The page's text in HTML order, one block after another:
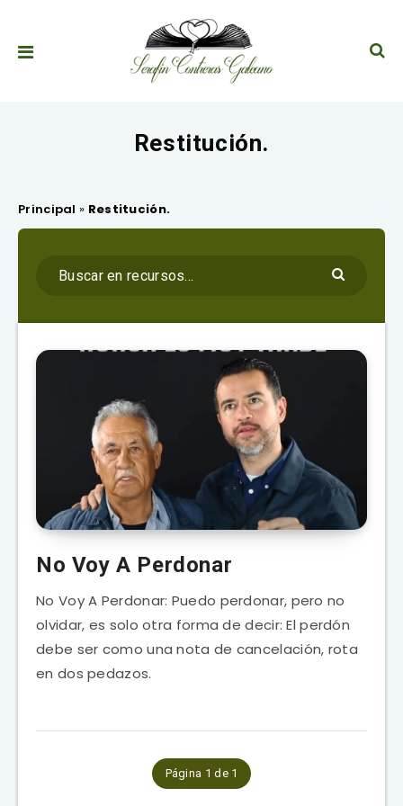
Restitución.
Principal » Restitución.
No Voy A Perdonar
No Voy A Perdonar: Puedo perdonar, pero no
olvidar, es solo otra forma de decir: El perdón
debe ser como una nota de cancelación, rota
en dos pedazos.
Página 1 de 1